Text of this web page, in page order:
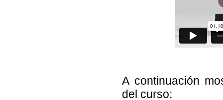
A continuación
del curso: